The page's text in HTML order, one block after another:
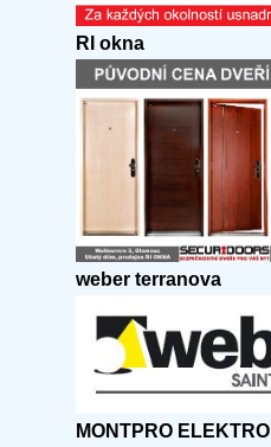
RI okna
weber terranova
MONTPRO ELEKTRO